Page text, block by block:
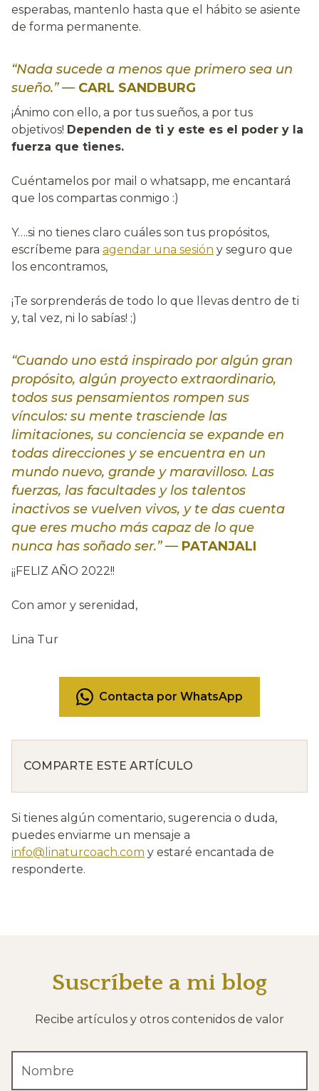
esperabas, mantenlo hasta que el hábito se asiente
de forma permanente.
“Nada sucede a menos que primero sea un
sueño.”— CARL SANDBURG
¡Ánimo con ello, a por tus sueños, a por tus
objetivos! Dependen de ti y este es el poder y la
fuerza que tienes.
Cuéntamelos por mail o whatsapp, me encantará
que los compartas conmigo :)
Y….si no tienes claro cuáles son tus propósitos,
escríbeme para agendar una sesión y seguro que
los encontramos,
¡Te sorprenderás de todo lo que llevas dentro de ti
y, tal vez, ni lo sabías! ;)
“Cuando uno está inspirado por algún gran
propósito, algún proyecto extraordinario,
todos sus pensamientos rompen sus
vínculos: su mente trasciende las
limitaciones, su conciencia se expande en
todas direcciones y se encuentra en un
mundo nuevo, grande y maravilloso. Las
fuerzas, las facultades y los talentos
inactivos se vuelven vivos, y te das cuenta
que eres mucho más capaz de lo que
nunca has soñado ser.”— PATANJALI
¡¡FELIZ AÑO 2022!!
Con amor y serenidad,
Lina Tur
Contacta por WhatsApp
COMPARTE ESTE ARTÍCULO
Si tienes algún comentario, sugerencia o duda,
puedes enviarme un mensaje a
info@linaturcoach.com y estaré encantada de
responderte.
Suscríbete a mi blog
Recibe artículos y otros contenidos de valor